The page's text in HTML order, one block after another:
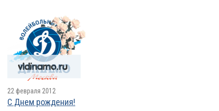
22 февраля 2012
С Днем рождения!